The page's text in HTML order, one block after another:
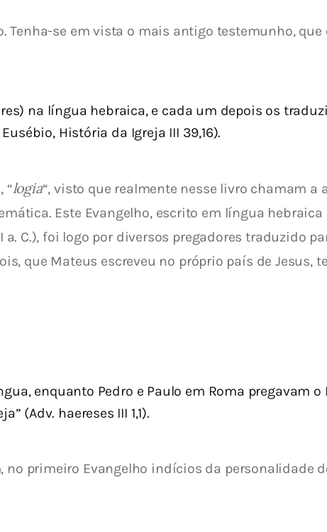
se em vista o mais antigo testemunho, que
na língua hebraica, e cada um depois os
História da Igreja III 39,16).
“logia“, visto que realmente nesse livro chamam a
Este Evangelho, escrito em língua hebraica
C.), foi logo por diversos pregadores traduzido
que Mateus escreveu no próprio país de Jesus,
enquanto Pedro e Paulo em Roma pregavam o
(Adv. haereses III 1,1).
primeiro Evangelho indícios da personalidade